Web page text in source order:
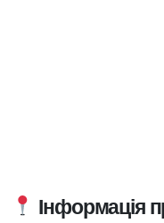
Інформація